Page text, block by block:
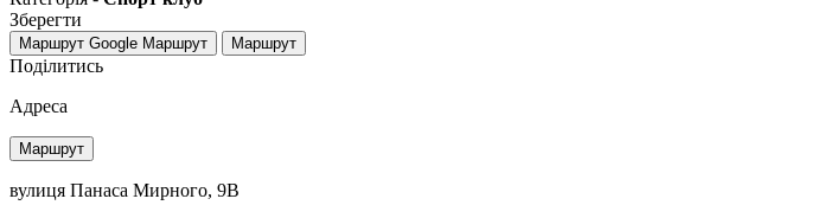
Зберегти
Маршрут Google Маршрут Маршрут
Поділитись
Адреса
Маршрут
вулиця Панаса Мирного, 9В